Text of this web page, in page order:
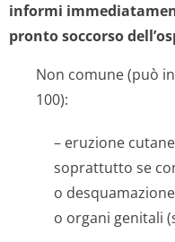
informi
pronto soccorso
Non comune (può
100):
– eruzione
soprattutto se
o
o organi genitali